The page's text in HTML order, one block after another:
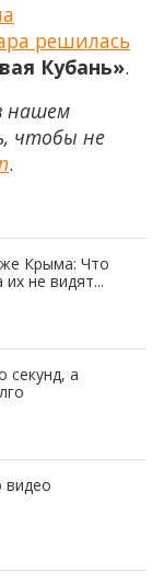
решилась
Кубань».
нашем
чтобы не
.
Крыма: Что
не видят...
секунд, а
видео